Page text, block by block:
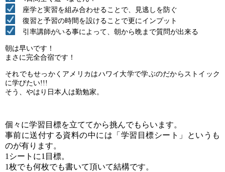
座学と実習を組み合わせることで、見逃しを防ぐ
復習と予習の時間を設けることで更にインプット
引率講師がいる事によって、朝から晩まで質問が出来る
朝は早いです！
まさに完全合宿です！
それでもせっかくアメリカはハワイ大学で学ぶのだからストイック
に学びたい!!!
そう、やはり日本人は勤勉家。
個々に学習目標を立ててから挑んでもらいます。
事前に送付する資料の中には「学習目標シート」というも
のが有ります。
1シートに1目標。
1枚でも何枚でも書いて頂いて結構です。